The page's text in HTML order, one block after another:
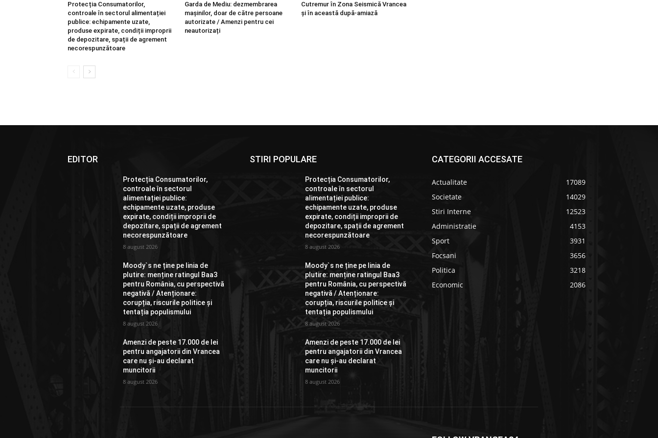
Protecția Consumatorilor,
controale în sectorul alimentației
publice: echipamente uzate,
produse expirate, condiții improprii
de depozitare, spații de agrement
necorespunzătoare
Garda de Mediu: dezmembrarea
mașinilor, doar de către persoane
autorizate / Amenzi pentru cei
neautorizați
Cutremur în Zona Seismică Vrancea
și în această după-amiază
EDITOR
Protecția Consumatorilor,
controale în sectorul
alimentației publice:
echipamente uzate, produse
expirate, condiții improprii de
depozitare, spații de agrement
necorespunzătoare
8 august 2026
Moody`s ne ține pe linia de
plutire: menține ratingul Baa3
pentru România, cu perspectivă
negativă / Atenționare:
corupția, riscurile politice și
tentația populismului
8 august 2026
Amenzi de peste 17.000 de lei
pentru angajatorii din Vrancea
care nu și-au declarat
muncitorii
8 august 2026
STIRI POPULARE
Protecția Consumatorilor,
controale în sectorul
alimentației publice:
echipamente uzate, produse
expirate, condiții improprii de
depozitare, spații de agrement
necorespunzătoare
8 august 2026
Moody`s ne ține pe linia de
plutire: menține ratingul Baa3
pentru România, cu perspectivă
negativă / Atenționare:
corupția, riscurile politice și
tentația populismului
8 august 2026
Amenzi de peste 17.000 de lei
pentru angajatorii din Vrancea
care nu și-au declarat
muncitorii
8 august 2026
CATEGORII ACCESATE
Actualitate
17089
Societate
14029
Stiri Interne
12523
Administratie
4153
Sport
3931
Focsani
3656
Politica
3218
Economic
2086